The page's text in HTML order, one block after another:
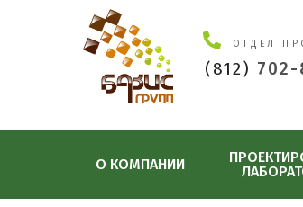
ОТДЕЛ
(812) 702-
О КОМПАНИИ